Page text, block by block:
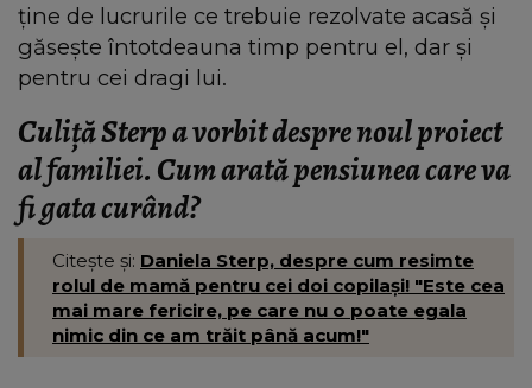
ține de lucrurile ce trebuie rezolvate acasă și
găsește întotdeauna timp pentru el, dar și
pentru cei dragi lui.
Culiță Sterp a vorbit despre noul proiect
al familiei. Cum arată pensiunea care va
fi gata curând?
Citește și: Daniela Sterp, despre cum resimte
rolul de mamă pentru cei doi copilași! "Este cea
mai mare fericire, pe care nu o poate egala
nimic din ce am trăit până acum!"